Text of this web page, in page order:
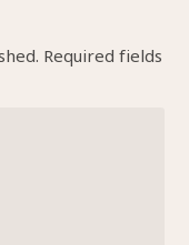
Required fields